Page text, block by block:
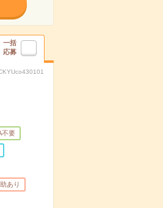
一括
応募
不要
あり